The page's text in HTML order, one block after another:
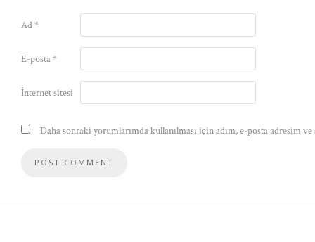
Ad*
E-posta*
İnternet sitesi
Daha sonraki yorumlarımda kullanılması için adım, e-posta adresim